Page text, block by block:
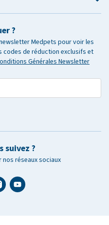
?
Medpets pour voir les
codes de réduction exclusifs et
Générales Newsletter
suivez ?
réseaux sociaux